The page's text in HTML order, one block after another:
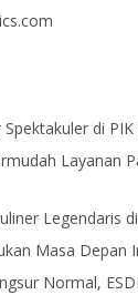
di
Layanan
Legendaris
Masa Depan
Normal,